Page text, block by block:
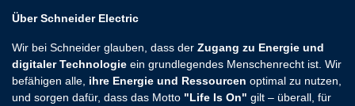
Über Schneider Electric
Wir bei Schneider glauben, dass der Zugang zu Energie und
digitaler Technologie ein grundlegendes Menschenrecht ist. Wir
befähigen alle, ihre Energie und Ressourcen optimal zu nutzen,
und sorgen dafür, dass das Motto "Life Is On" gilt – überall, für